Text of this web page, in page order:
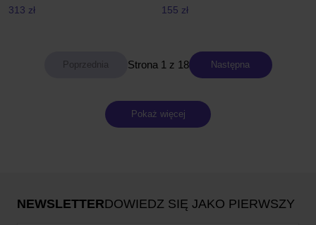
313 zł 155 zł
Strona 1 z 18 Następna
Pokaż więcej
NEWSLETTERDOWIEDZ SIĘ JAKO PIERWSZY